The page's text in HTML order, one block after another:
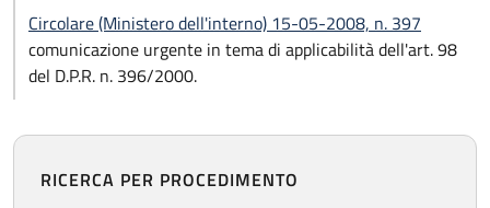
Circolare (Ministero dell'interno) 15-05-2008, n. 397
comunicazione urgente in tema di applicabilità dell'art. 98
del D.P.R. n. 396/2000.
RICERCA PER PROCEDIMENTO